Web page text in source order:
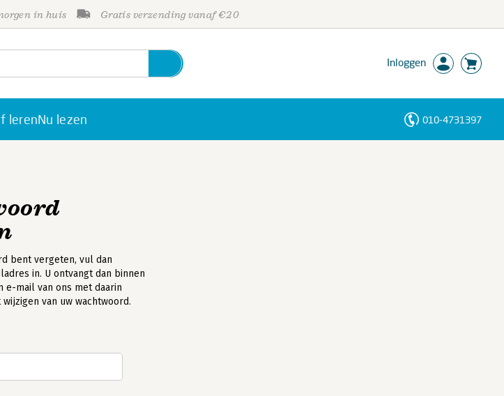
in huis Gratis verzending vanaf €20
Inloggen
lerenNu lezen 010-4731397
bent vergeten, vul dan
in. U ontvangt dan binnen
e-mail van ons met daarin
van uw wachtwoord.
Personen